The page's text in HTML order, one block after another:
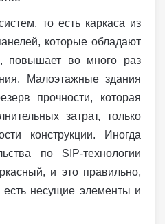
то есть каркаса из
которые обладают
повышает во много раз
Малоэтажные здания
прочности, которая
затрат, только
конструкции. Иногда
по SIP-технологии
и это правильно,
есть несущие элементы и